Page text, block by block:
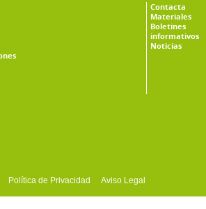
Contacta
Materiales
Boletines
informativos
Noticias
Política de Privacidad Aviso Legal